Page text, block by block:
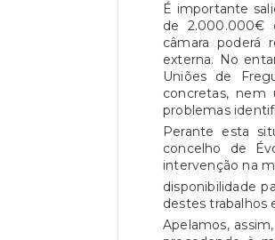
É importante
de 2.000.000€
câmara poderá
externa. No
Uniões de
concretas,
problemas
Perante esta
concelho de
intervenção na
disponibilidade
destes trabalhos
Apelamos,